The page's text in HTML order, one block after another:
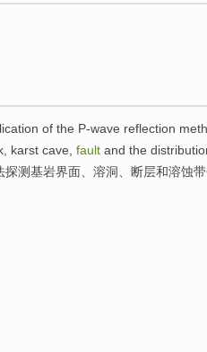
of the P-wave reflection
karst cave fault and the
探测基岩界面 溶洞 断层和溶蚀带